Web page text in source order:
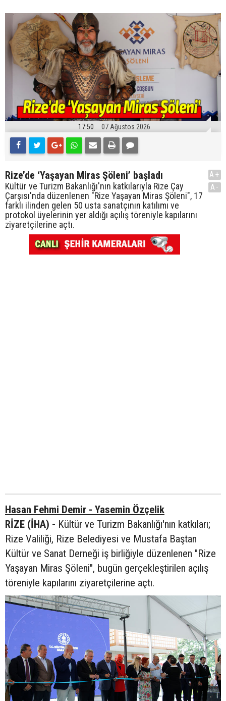
17:50 07 Ağustos 2026
Rize’de ‘Yaşayan Miras Şöleni’ başladı
Kültür ve Turizm Bakanlığı'nın katkılarıyla Rize Çay
Çarşısı'nda düzenlenen "Rize Yaşayan Miras Şöleni", 17
farklı ilinden gelen 50 usta sanatçının katılımı ve
protokol üyelerinin yer aldığı açılış töreniyle kapılarını
ziyaretçilerine açtı.
A+
A-
Hasan Fehmi Demir - Yasemin Özçelik
RİZE (İHA) - Kültür ve Turizm Bakanlığı'nın katkıları;
Rize Valiliği, Rize Belediyesi ve Mustafa Baştan
Kültür ve Sanat Derneği iş birliğiyle düzenlenen "Rize
Yaşayan Miras Şöleni", bugün gerçekleştirilen açılış
töreniyle kapılarını ziyaretçilerine açtı.